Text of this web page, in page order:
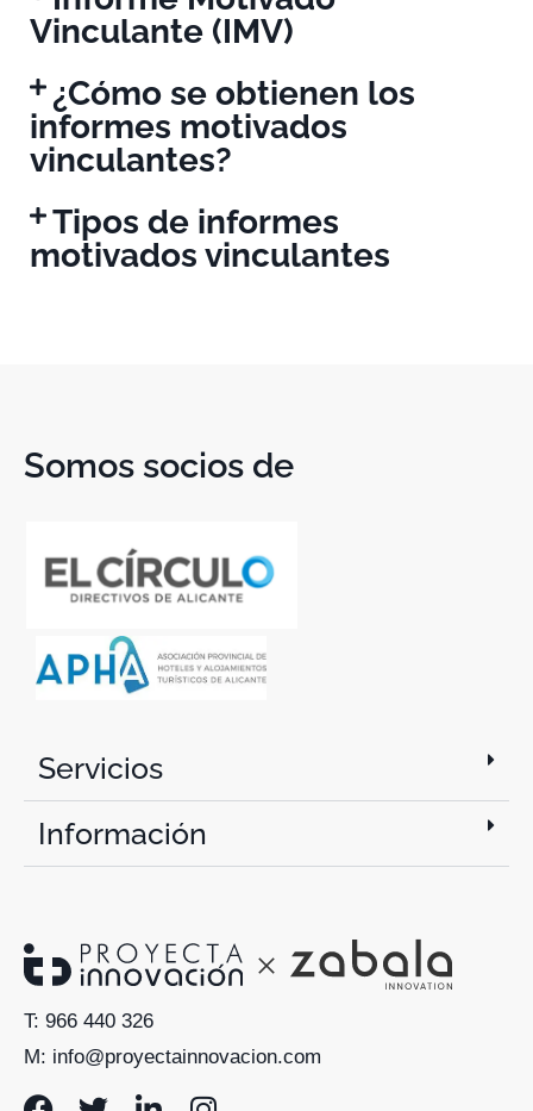
Vinculante (IMV)
¿Cómo se obtienen los
informes motivados
vinculantes?
Tipos de informes
motivados vinculantes
Somos socios de
Servicios
Información
T: 966 440 326
M: info@proyectainnovacion.com